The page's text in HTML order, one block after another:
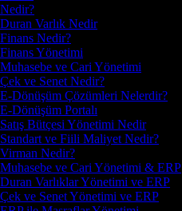
Nedir?
Duran Varlık Nedir
Finans Nedir?
Finans Yönetimi
Muhasebe ve Cari Yönetimi
Çek ve Senet Nedir?
E-Dönüşüm Çözümleri Nelerdir?
E-Dönüşüm Portalı
Satış Bütçesi Yönetimi Nedir
Standart ve Fiili Maliyet Nedir?
Virman Nedir?
Muhasebe ve Cari Yönetimi & ERP
Duran Varlıklar Yönetimi ve ERP
Çek ve Senet Yönetimi ve ERP